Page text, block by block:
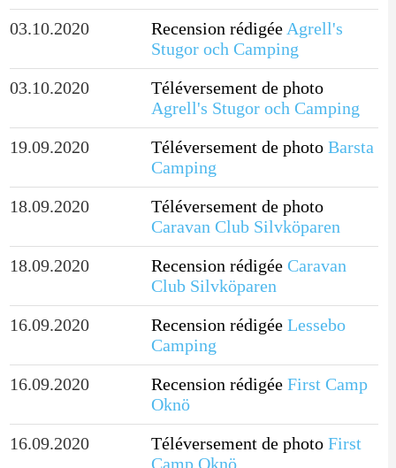
03.10.2020
Recension rédigée Agrell's
Stugor och Camping
03.10.2020
Téléversement de photo
Agrell's Stugor och Camping
19.09.2020
Téléversement de photo Barsta
Camping
18.09.2020
Téléversement de photo
Caravan Club Silvköparen
18.09.2020
Recension rédigée Caravan
Club Silvköparen
16.09.2020
Recension rédigée Lessebo
Camping
16.09.2020
Recension rédigée First Camp
Oknö
16.09.2020
Téléversement de photo First
Camp Oknö